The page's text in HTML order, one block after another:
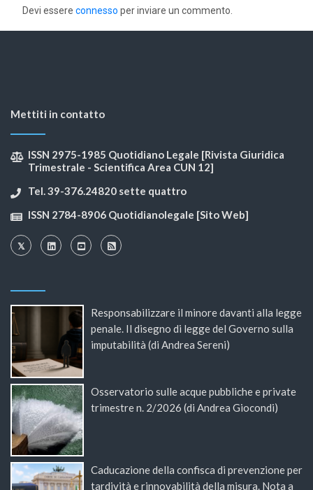
Devi essereconnesso per inviare un commento.
Mettiti in contatto
ISSN 2975-1985 Quotidiano Legale [Rivista Giuridica
Trimestrale - Scientifica Area CUN 12]
Tel. 39-376.24820 sette quattro
ISSN 2784-8906 Quotidianolegale [Sito Web]
Responsabilizzare il minore davanti alla legge
penale. Il disegno di legge del Governo sulla
imputabilità (di Andrea Sereni)
Osservatorio sulle acque pubbliche e private
trimestre n. 2/2026 (di Andrea Giocondi)
Caducazione della confisca di prevenzione per
tardività e rinnovabilità della misura. Nota a